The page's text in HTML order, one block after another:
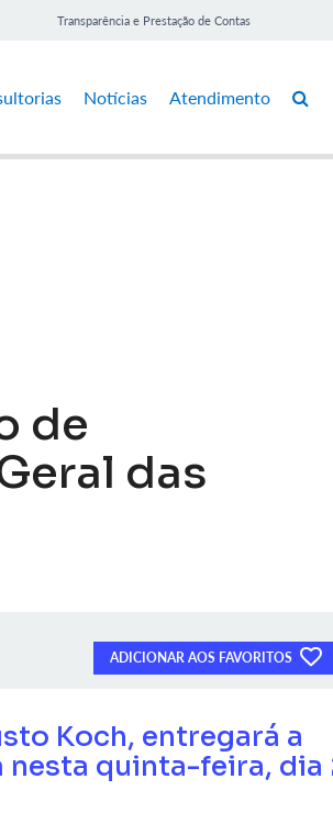
Transparência e Prestação de Contas
Notícias Atendimento
de
das
ADICIONAR AOS FAVORITOS
Koch, entregará a
quinta-feira, dia